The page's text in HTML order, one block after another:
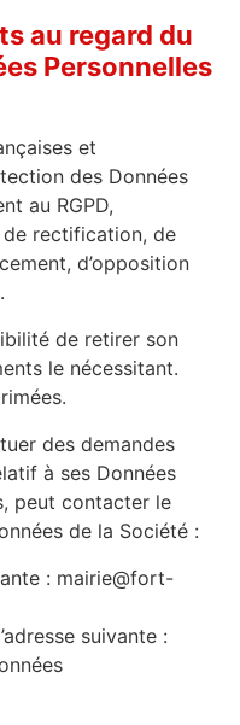
au regard du
Personnelles
et
des Données
au RGPD,
de rectification, de
d’opposition
de retirer son
le nécessitant.
des demandes
à ses Données
peut contacter le
de la Société :
: mairie@fort-
suivante :